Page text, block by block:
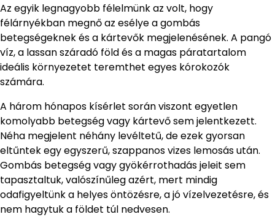
Az egyik legnagyobb félelmünk az volt, hogy
félárnyékban megnő az esélye a gombás
betegségeknek és a kártevők megjelenésének. A pangó
víz, a lassan száradó föld és a magas páratartalom
ideális környezetet teremthet egyes kórokozók
számára.
A három hónapos kísérlet során viszont egyetlen
komolyabb betegség vagy kártevő sem jelentkezett.
Néha megjelent néhány levéltetű, de ezek gyorsan
eltűntek egy egyszerű, szappanos vizes lemosás után.
Gombás betegség vagy gyökérrothadás jeleit sem
tapasztaltuk, valószínűleg azért, mert mindig
odafigyeltünk a helyes öntözésre, a jó vízelvezetésre, és
nem hagytuk a földet túl nedvesen.